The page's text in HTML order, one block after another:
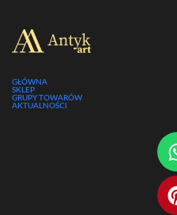
GŁÓWNA
SKLEP
GRUPY TOWARÓW
AKTUALNOŚCI